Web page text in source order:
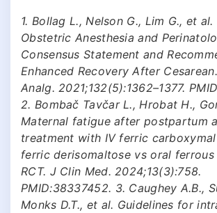
1. Bollag L., Nelson G., Lim G., et
Obstetric Anesthesia and
Consensus Statement and
Enhanced Recovery After
Analg. 2021;132(5):1362–1377.
2. Bombač Tavčar L., Hrobat H.,
Maternal fatigue after postpartum
treatment with IV ferric
ferric derisomaltose vs oral ferrous
RCT. J Clin Med. 2024;13(3):758.
PMID:38337452. 3. Caughey A.B.,
Monks D.T., et al. Guidelines for